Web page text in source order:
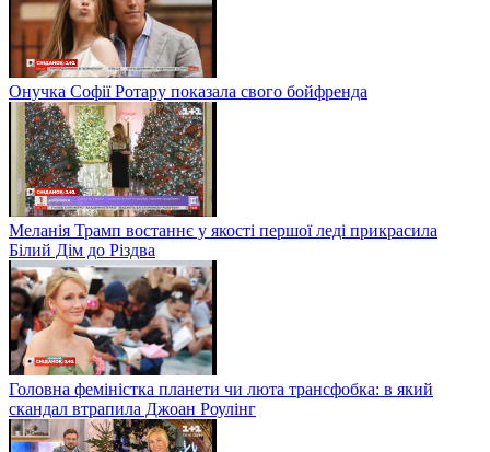
Онучка Софії Ротару показала свого бойфренда
Меланія Трамп востаннє у якості першої леді прикрасила
Білий Дім до Різдва
Головна феміністка планети чи люта трансфобка: в який
скандал втрапила Джоан Роулінг